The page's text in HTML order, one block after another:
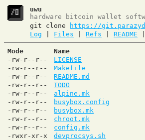
uwu
hardware bitcoin wallet
git clone
https://
Log
Files Refs README
Mode Name
-rw-r--r--
LICENSE
-rw-r--r--
Makefile
-rw-r--r--
README.md
-rw-r--r--
TODO
-rw-r--r--
alpine.mk
-rw-r--r--
busybox.config
-rw-r--r--
busybox.mk
-rw-r--r--
chroot.mk
-rw-r--r--
config.mk
-rwxr-xr-x
devprocsys.sh